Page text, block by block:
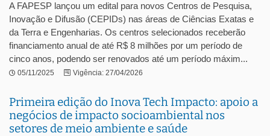
A FAPESP lançou um edital para novos Centros de Pesquisa,
Inovação e Difusão (CEPIDs) nas áreas de Ciências Exatas e
da Terra e Engenharias. Os centros selecionados receberão
financiamento anual de até R$ 8 milhões por um período de
cinco anos, podendo ser renovados até um período máxim...
05/11/2025 Vigência: 27/04/2026
Primeira edição do Inova Tech Impacto: apoio a
negócios de impacto socioambiental nos
setores de meio ambiente e saúde